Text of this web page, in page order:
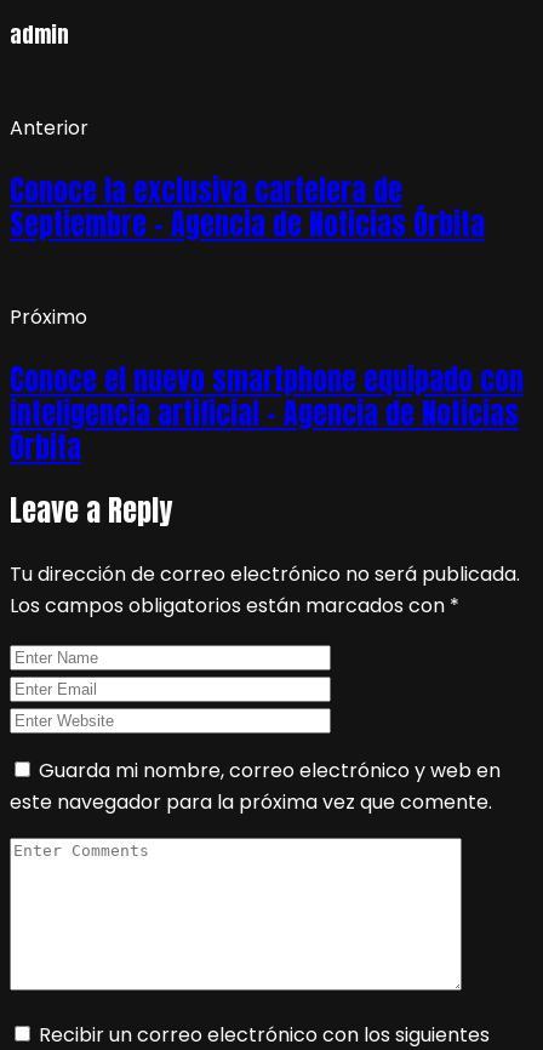
admin
Anterior
Conoce la exclusiva cartelera de
Septiembre – Agencia de Noticias Órbita
Próximo
Conoce el nuevo smartphone equipado con
inteligencia artificial – Agencia de Noticias
Órbita
Leave a Reply
Tu dirección de correo electrónico no será publicada.
Los campos obligatorios están marcados con *
Guarda mi nombre, correo electrónico y web en
este navegador para la próxima vez que comente.
Recibir un correo electrónico con los siguientes